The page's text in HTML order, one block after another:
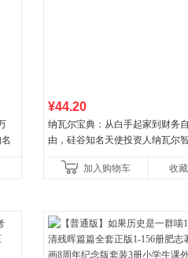
¥44.20
纳瓦尔宝典：从白手起家到财务
由，硅谷知名天使投资人纳瓦尔
加入购物车
收藏